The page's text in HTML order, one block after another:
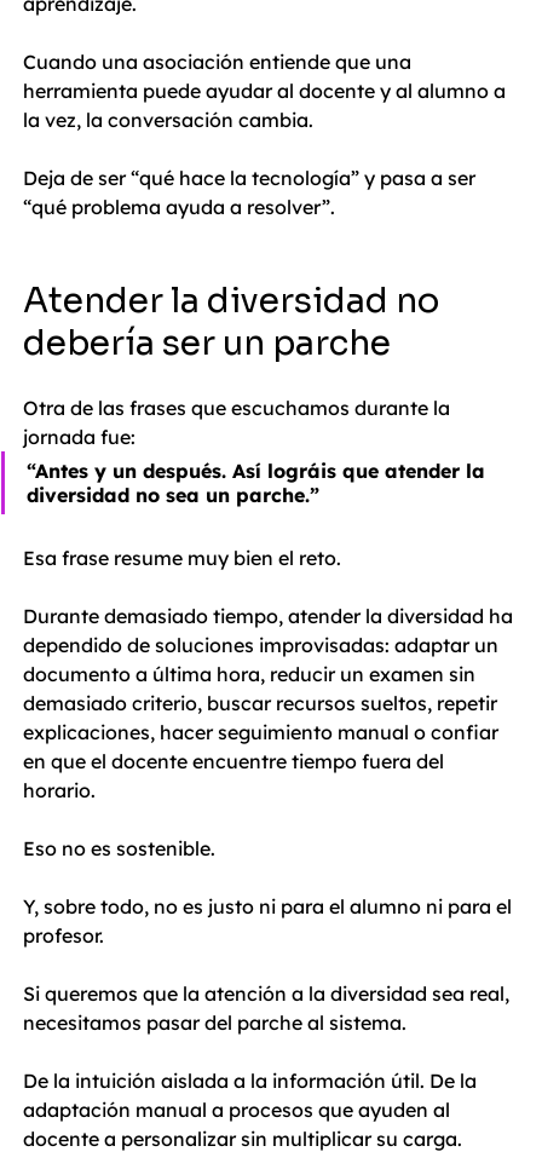
Cuando una asociación entiende que una
herramienta puede ayudar al docente y al alumno a
la vez, la conversación cambia.
Deja de ser “qué hace la tecnología” y pasa a ser
“qué problema ayuda a resolver”.
Atender la diversidad no
debería ser un parche
Otra de las frases que escuchamos durante la
jornada fue:
“Antes y un después. Así lográis que atender la
diversidad no sea un parche.”
Esa frase resume muy bien el reto.
Durante demasiado tiempo, atender la diversidad ha
dependido de soluciones improvisadas: adaptar un
documento a última hora, reducir un examen sin
demasiado criterio, buscar recursos sueltos, repetir
explicaciones, hacer seguimiento manual o confiar
en que el docente encuentre tiempo fuera del
horario.
Eso no es sostenible.
Y, sobre todo, no es justo ni para el alumno ni para el
profesor.
Si queremos que la atención a la diversidad sea real,
necesitamos pasar del parche al sistema.
De la intuición aislada a la información útil. De la
adaptación manual a procesos que ayuden al
docente a personalizar sin multiplicar su carga.